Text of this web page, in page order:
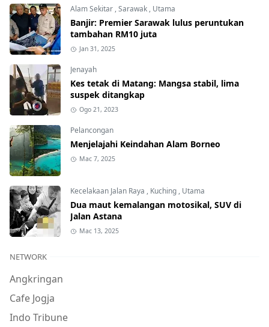
Alam Sekitar,Sarawak, Utama
Banjir: Premier Sarawak lulus peruntukan
tambahan RM10 juta
Jan 31, 2025
Jenayah
Kes tetak di Matang: Mangsa stabil, lima
suspek ditangkap
Ogo 21, 2023
Pelancongan
Menjelajahi Keindahan Alam Borneo
Mac 7, 2025
Kecelakaan Jalan Raya , Kuching, Utama
Dua maut kemalangan motosikal, SUV di
Jalan Astana
Mac 13, 2025
NETWORK
Angkringan
Cafe Jogja
Indo Tribune